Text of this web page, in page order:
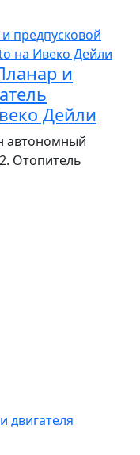
и
Дейли
автономный
Отопитель
двигателя